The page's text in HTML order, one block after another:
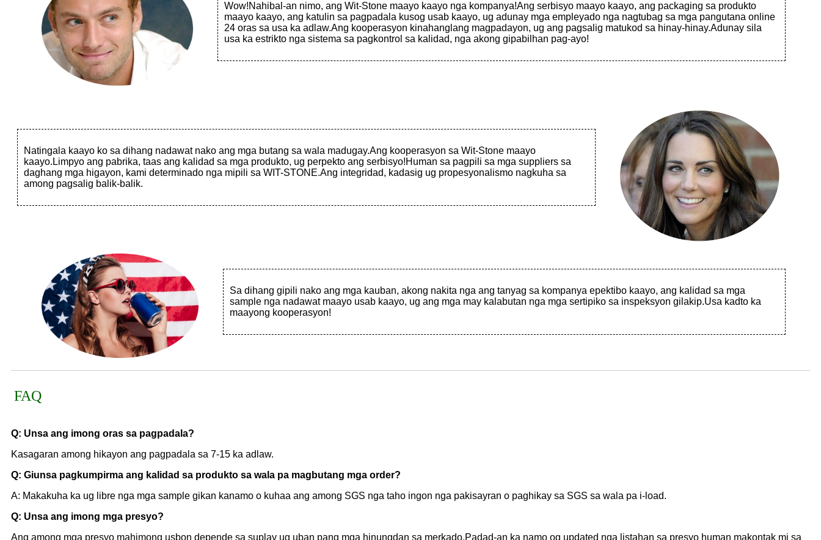
Wow!Nahibal-an nimo, ang Wit-Stone maayo kaayo nga kompanya!Ang serbisyo maayo kaayo, ang packaging sa produkto
maayo kaayo, ang katulin sa pagpadala kusog usab kaayo, ug adunay mga empleyado nga nagtubag sa mga pangutana online
24 oras sa usa ka adlaw.Ang kooperasyon kinahanglang magpadayon, ug ang pagsalig matukod sa hinay-hinay.Adunay sila
usa ka estrikto nga sistema sa pagkontrol sa kalidad, nga akong gipabilhan pag-ayo!
Natingala kaayo ko sa dihang nadawat nako ang mga butang sa wala madugay.Ang kooperasyon sa Wit-Stone maayo
kaayo.Limpyo ang pabrika, taas ang kalidad sa mga produkto, ug perpekto ang serbisyo!Human sa pagpili sa mga suppliers sa
daghang mga higayon, kami determinado nga mipili sa WIT-STONE.Ang integridad, kadasig ug propesyonalismo nagkuha sa
among pagsalig balik-balik.
Sa dihang gipili nako ang mga kauban, akong nakita nga ang tanyag sa kompanya epektibo kaayo, ang kalidad sa mga
sample nga nadawat maayo usab kaayo, ug ang mga may kalabutan nga mga sertipiko sa inspeksyon gilakip.Usa kadto ka
maayong kooperasyon!
FAQ
Q: Unsa ang imong oras sa pagpadala?
Kasagaran among hikayon ang pagpadala sa 7-15 ka adlaw.
Q: Giunsa pagkumpirma ang kalidad sa produkto sa wala pa magbutang mga order?
A: Makakuha ka ug libre nga mga sample gikan kanamo o kuhaa ang among SGS nga taho ingon nga pakisayran o paghikay sa SGS sa wala pa i-load.
Q: Unsa ang imong mga presyo?
Ang among mga presyo mahimong usbon depende sa suplay ug uban pang mga hinungdan sa merkado.Padad-an ka namo og updated nga listahan sa presyo human makontak mi sa